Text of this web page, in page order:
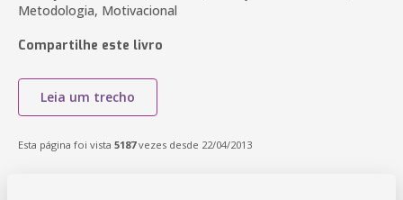
Metodologia, Motivacional
Compartilhe este livro
Leia um trecho
Esta página foi vista 5187vezes desde 22/04/2013